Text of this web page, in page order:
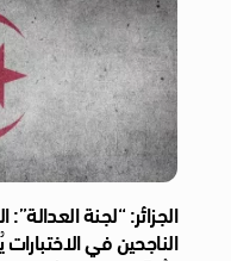
الجزائر: “لجنة
الناجحين في